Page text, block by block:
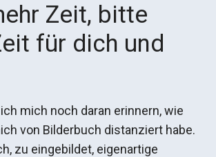
Zeit, bitte
für dich und
mich noch daran erinnern, wie
von Bilderbuch distanziert habe.
zu eingebildet, eigenartige